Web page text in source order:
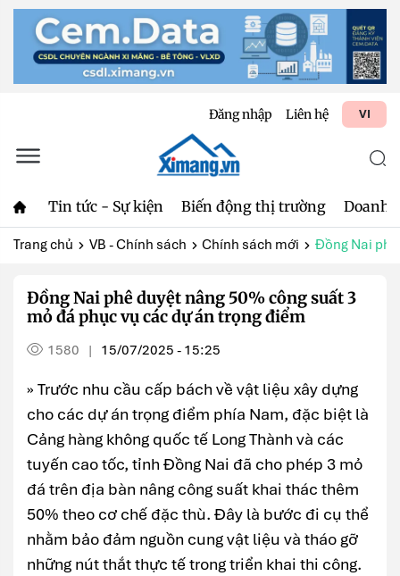
Đăng nhập Liên hệ VI
Tin tức - Sự kiện Biến động thị trường Doanh
Trang chủ VB - Chính sách Chính sách mới Đồng Nai
Đồng Nai phê duyệt nâng 50% công suất 3
mỏ đá phục vụ các dự án trọng điểm
1580 | 15/07/2025 - 15:25
» Trước nhu cầu cấp bách về vật liệu xây dựng
cho các dự án trọng điểm phía Nam, đặc biệt là
Cảng hàng không quốc tế Long Thành và các
tuyến cao tốc, tỉnh Đồng Nai đã cho phép 3 mỏ
đá trên địa bàn nâng công suất khai thác thêm
50% theo cơ chế đặc thù. Đây là bước đi cụ thể
nhằm bảo đảm nguồn cung vật liệu và tháo gỡ
những nút thắt thực tế trong triển khai thi công.